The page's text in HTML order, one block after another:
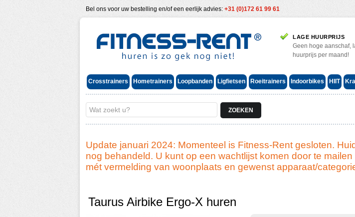
Bel ons voor uw bestelling en/of een eerlijk advies: +31 (0)172 61 99 61
LAGE HUURPRIJS
Geen hoge aanschaf,
huurprijs per maand!
Crosstrainers Hometrainers Loopbanden Ligfietsen Roeitrainers Indoorbikes HIIT
Update januari 2024: Momenteel is Fitness-Rent gesloten.
nog behandeld. U kunt op een wachtlijst komen door te mailen
mét vermelding van woonplaats en gewenst apparaat/
Taurus Airbike Ergo-X huren